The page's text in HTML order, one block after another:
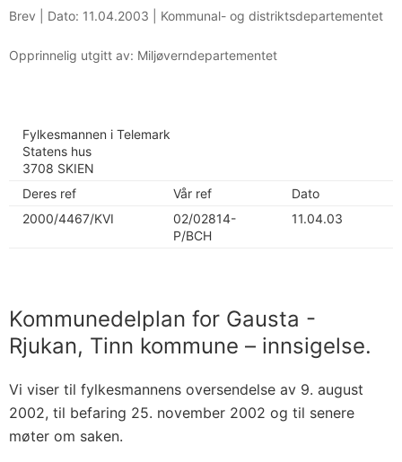
Brev | Dato: 11.04.2003 Kommunal- og distriktsdepartementet
Opprinnelig utgitt av: Miljøverndepartementet
Fylkesmannen i Telemark
Statens hus
3708 SKIEN
Deres ref
Vår ref
Dato
2000/4467/KVI
02/02814-
P/BCH
11.04.03
Kommunedelplan for Gausta -
Rjukan, Tinn kommune – innsigelse.
Vi viser til fylkesmannens oversendelse av 9. august
2002, til befaring 25. november 2002 og til senere
møter om saken.